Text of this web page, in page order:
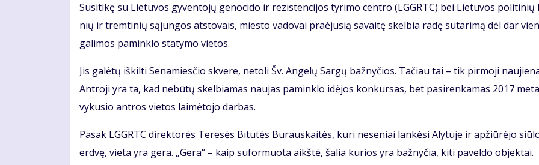
Su­si­ti­kę su Lie­tu­vos gy­ven­to­jų ge­no­ci­do ir re­zis­ten­ci­jos ty­ri­mo cen­tro (LGGRTC) bei Lie­tu­vos
nių ir trem­ti­nių są­jun­gos at­sto­vais, mies­to va­do­vai pra­ėju­sią sa­vai­tę skel­bia ra­dę su­ta­ri­mą dėl dar
ga­li­mos pa­min­klo sta­ty­mo vie­tos.
Jis ga­lė­tų iš­kil­ti Se­na­mies­čio skve­re, ne­to­li Šv. An­ge­lų Sar­gų baž­ny­čios. Ta­čiau tai – tik pir­mo­ji
Ant­ro­ji yra ta, kad ne­bū­tų skel­bia­mas nau­jas pa­min­klo idė­jos kon­kur­sas, bet pa­si­ren­ka­mas 2017
vy­ku­sio ant­ros vie­tos lai­mė­to­jo dar­bas.
Pa­sak LGGRTC di­rek­to­rės Te­re­sės Bi­tu­tės Bu­raus­kai­tės, ku­ri ne­se­niai lan­kė­si Aly­tu­je ir ap­žiū­rė­jo
erd­vę, vie­ta yra ge­ra. „Ge­ra“ – kaip su­for­muo­ta aikš­tė, ša­lia ku­rios yra baž­ny­čia, ki­ti pa­vel­do ob­jek­tai.